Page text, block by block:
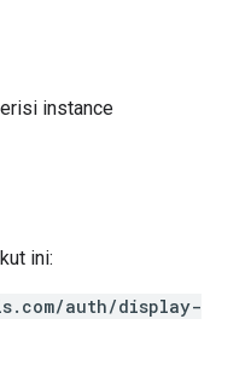
instance
ini:
auth/display-